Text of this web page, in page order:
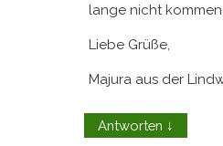
lange nicht
Liebe Grüße,
Majura aus der
Antworten ↓